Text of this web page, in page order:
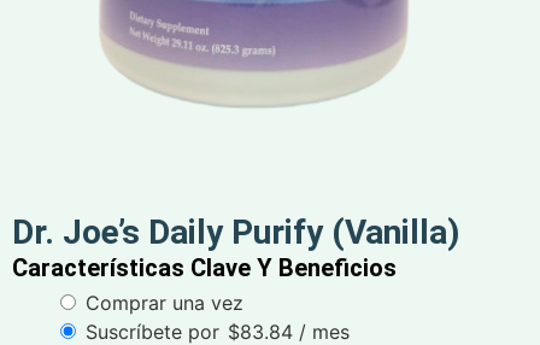
Dr. Joe’s Daily Purify (Vanilla)
Características Clave Y Beneficios
Comprar una vez
Suscríbete por $83.84 / mes